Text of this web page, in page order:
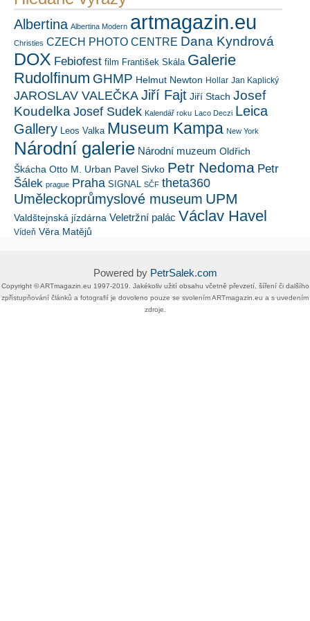
Albertina Albertina Modern artmagazin.eu
Christies CZECH PHOTO CENTRE Dana Kyndrová
DOX Febiofest film František Skála Galerie
Rudolfinum GHMP Helmut Newton Hollar Jan Kaplický
JAROSLAV VALEČKA Jiří Fajt Jiří Stach Josef
Koudelka Josef Sudek Kalendář roku Laco Deczi Leica
Gallery Leos Valka Museum Kampa New York
Národní galerie Národní muzeum Oldřich
Škácha Otto M. Urban Pavel Sivko Petr Nedoma Petr
Šálek prague Praha SIGNAL SČF theta360
Uměleckoprůmyslové museum UPM
Valdštejnská jízdárna Veletržní palác Václav Havel
Vídeň Věra Matějů
Powered by PetrSalek.com
Copyright ©​ ​​ARTmagazin.eu ​1997-2019​.​ Jakékoliv užití obsahu včetně převzetí, šíření či dalšího
zpřístupňování článků a fotografií je dovoleno pouze se svolením ​ARTmagazin.eu​ ​a s uvedením
zdroje.